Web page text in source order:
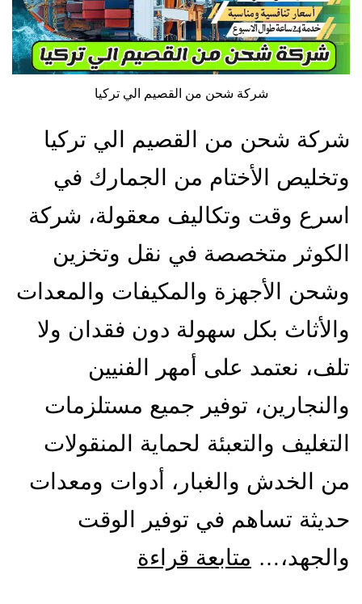
شركة شحن من القصيم الي تركيا
شركة شحن من القصيم الي تركيا
وتخليص الأختام من الجمارك في
اسرع وقت وتكاليف معقولة، شركة
الكوثر متخصصة في نقل وتخزين
وشحن الأجهزة والمكيفات والمعدات
والأثاث بكل سهولة دون فقدان ولا
تلف، نعتمد على أمهر الفنيين
والنجارين، توفير جميع مستلزمات
التغليف والتعبئة لحماية المنقولات
من الخدش والغبار، أدوات ومعدات
حديثة تساهم في توفير الوقت
والجهد،… متابعة قراءة